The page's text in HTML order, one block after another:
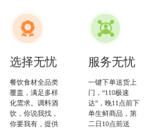
选择无忧
餐饮食材全品类
覆盖，满足多样
化需求。调料酒
饮，你说我找，
你要我有，提供
服务无忧
一键下单送货上
门，“110极速
达”，晚11点前下
单生鲜商品，第
二日10点前送